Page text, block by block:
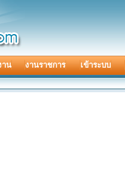
าน งานราชการ เข้าระบบ